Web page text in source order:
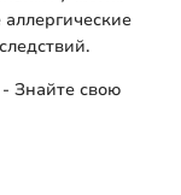
Знайте свою